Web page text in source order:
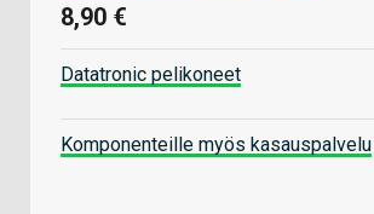
8,90 €
Datatronic pelikoneet
Komponenteille myös kasauspalvelu